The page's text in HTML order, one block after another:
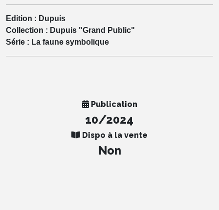
Edition : Dupuis
Collection : Dupuis "Grand Public"
Série : La faune symbolique
Publication
10/2024
Dispo à la vente
Non